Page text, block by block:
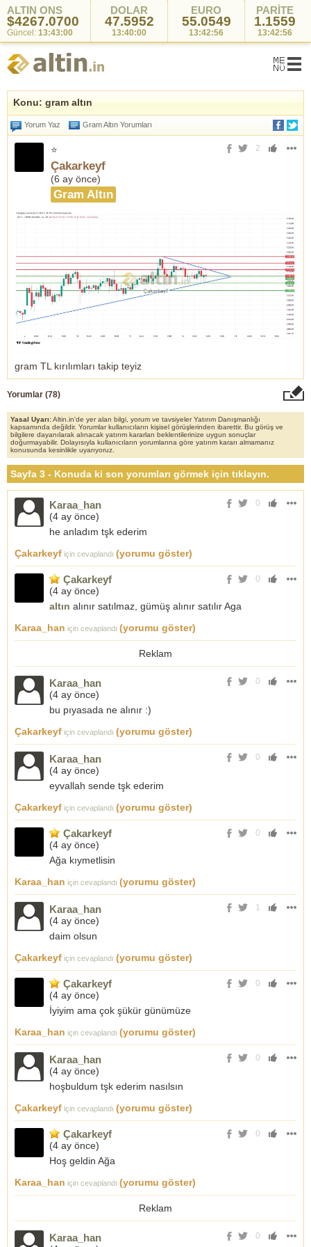
ALTIN ONS
$4267.0700
Güncel: 13:43:00
DOLAR
47.5952
13:40:00
EURO
55.0549
13:42:56
PARİTE
1.1559
13:42:56
Konu: gram altın
Yorum Yaz Gram Altın Yorumları
⭐
Çakarkeyf
(6 ay önce)
Gram Altın
2
gram TL kırılımları takip teyiz
Yorumlar (78)
Yasal Uyarı:Altin.in'de yer alan bilgi, yorum ve tavsiyeler Yatırım Danışmanlığı
kapsamında değildir. Yorumlar kullanıcıların kişisel görüşlerinden ibarettir. Bu görüş ve
bilgilere dayanılarak alınacak yatırım kararları beklentilerinize uygun sonuçlar
doğurmayabilir. Dolayısıyla kullanıcıların yorumlarına göre yatırım kararı almamanız
konusunda kesinlikle uyarıyoruz.
Sayfa 3 - Konuda ki son yorumları görmek için tıklayın.
0
Karaa_han
(4 ay önce)
he anladım tşk ederim
Çakarkeyf için cevaplandı (yorumu göster)
0
Çakarkeyf
(4 ay önce)
altın alınır satılmaz, gümüş alınır satılır Aga
Karaa_han için cevaplandı (yorumu göster)
Reklam
0
Karaa_han
(4 ay önce)
bu pıyasada ne alınır :)
Çakarkeyf için cevaplandı (yorumu göster)
0
Karaa_han
(4 ay önce)
eyvallah sende tşk ederim
Çakarkeyf için cevaplandı (yorumu göster)
0
Çakarkeyf
(4 ay önce)
Ağa kıymetlisin
Karaa_han için cevaplandı (yorumu göster)
1
Karaa_han
(4 ay önce)
daim olsun
Çakarkeyf için cevaplandı (yorumu göster)
0
Çakarkeyf
(4 ay önce)
İyiyim ama çok şükür günümüze
Karaa_han için cevaplandı (yorumu göster)
0
Karaa_han
(4 ay önce)
hoşbuldum tşk ederim nasılsın
Çakarkeyf için cevaplandı (yorumu göster)
0
Çakarkeyf
(4 ay önce)
Hoş geldin Ağa
Karaa_han için cevaplandı (yorumu göster)
Reklam
0
Karaa_han